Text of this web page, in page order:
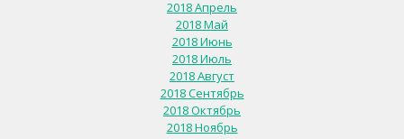
2018 Апрель
2018 Май
2018 Июнь
2018 Июль
2018 Август
2018 Сентябрь
2018 Октябрь
2018 Ноябрь